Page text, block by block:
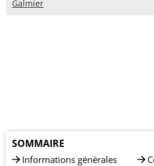
Galmier
SOMMAIRE
Informations générales